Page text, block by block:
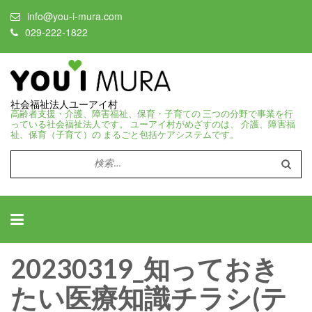
info@you-i-mura.com
029-222-1822
社会福祉法人ユーアイ村
高齢者支援・介護、障害福祉、保育・子育ての 三つの分野で事業を行
っている社会福祉法人です。 ユーアイ村がめざすのは、 介護、障害福
祉、保育（子育て）の まるごと包括ケアシステムです。
検
索:
20230319_知っておき
たい医療知識チラシ(テ